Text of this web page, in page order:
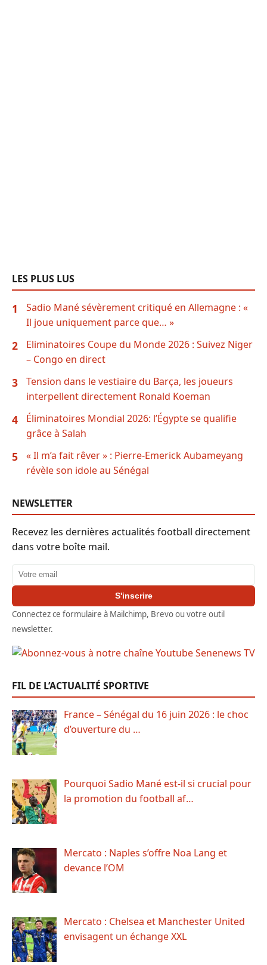
LES PLUS LUS
1
Sadio Mané sévèrement critiqué en Allemagne : «
Il joue uniquement parce que… »
2
Eliminatoires Coupe du Monde 2026 : Suivez Niger
– Congo en direct
3
Tension dans le vestiaire du Barça, les joueurs
interpellent directement Ronald Koeman
4
Éliminatoires Mondial 2026: l’Égypte se qualifie
grâce à Salah
5
« Il m’a fait rêver » : Pierre-Emerick Aubameyang
révèle son idole au Sénégal
NEWSLETTER
Recevez les dernières actualités football directement
dans votre boîte mail.
Adresse email
S'inscrire
Connectez ce formulaire à Mailchimp, Brevo ou votre outil
newsletter.
FIL DE L’ACTUALITÉ SPORTIVE
France – Sénégal du 16 juin 2026 : le choc
d’ouverture du …
Pourquoi Sadio Mané est-il si crucial pour
la promotion du football af…
Mercato : Naples s’offre Noa Lang et
devance l’OM
Mercato : Chelsea et Manchester United
envisagent un échange XXL